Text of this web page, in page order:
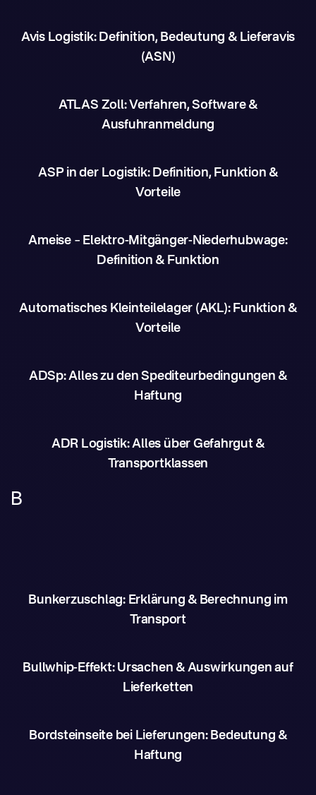
Avis Logistik: Definition, Bedeutung & Lieferavis
(ASN)
ATLAS Zoll: Verfahren, Software &
Ausfuhranmeldung
ASP in der Logistik: Definition, Funktion &
Vorteile
Ameise – Elektro-Mitgänger-Niederhubwage:
Definition & Funktion
Automatisches Kleinteilelager (AKL): Funktion &
Vorteile
ADSp: Alles zu den Spediteurbedingungen &
Haftung
ADR Logistik: Alles über Gefahrgut &
Transportklassen
B
Bunkerzuschlag: Erklärung & Berechnung im
Transport
Bullwhip-Effekt: Ursachen & Auswirkungen auf
Lieferketten
Bordsteinseite bei Lieferungen: Bedeutung &
Haftung